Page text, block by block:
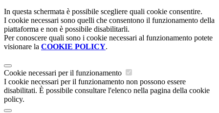
In questa schermata è possibile scegliere quali cookie consentire.
I cookie necessari sono quelli che consentono il funzionamento della
piattaforma e non è possibile disabilitarli.
Per conoscere quali sono i cookie necessari al funzionamento potete
visionare la COOKIE POLICY.
Cookie necessari per il funzionamento
I cookie necessari per il funzionamento non possono essere
disabilitati. È possibile consultare l'elenco nella pagina della cookie
policy.